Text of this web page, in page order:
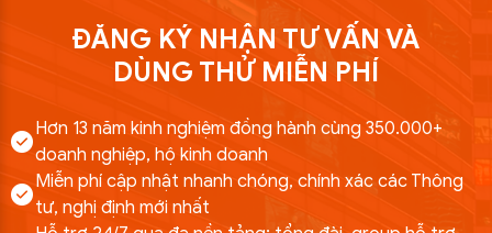
ĐĂNG KÝ NHẬN TƯ VẤN VÀ
DÙNG THỬ MIỄN PHÍ
Hơn 13 năm kinh nghiệm đồng hành cùng 350.000+
doanh nghiệp, hộ kinh doanh
Miễn phí cập nhật nhanh chóng, chính xác các Thông
tư, nghị định mới nhất